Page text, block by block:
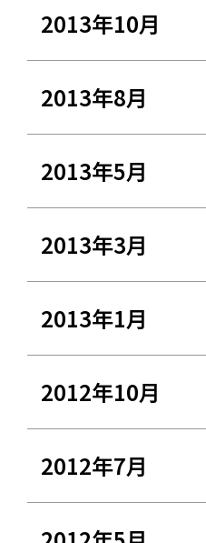
2013年10月
2013年8月
2013年5月
2013年3月
2013年1月
2012年10月
2012年7月